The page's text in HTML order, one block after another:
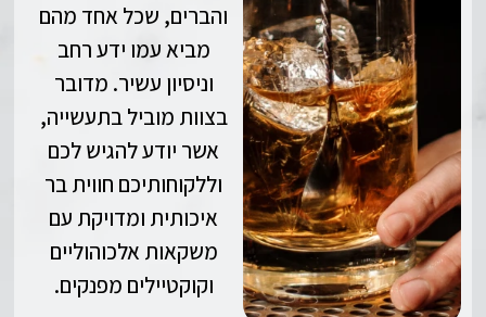
והברים, שכל אחד מהם
מביא עמו ידע רחב
וניסיון עשיר. מדובר
בצוות מוביל בתעשייה,
אשר יודע להגיש לכם
וללקוחותיכם חווית בר
איכותית ומדויקת עם
משקאות אלכוהוליים
וקוקטיילים מפנקים.